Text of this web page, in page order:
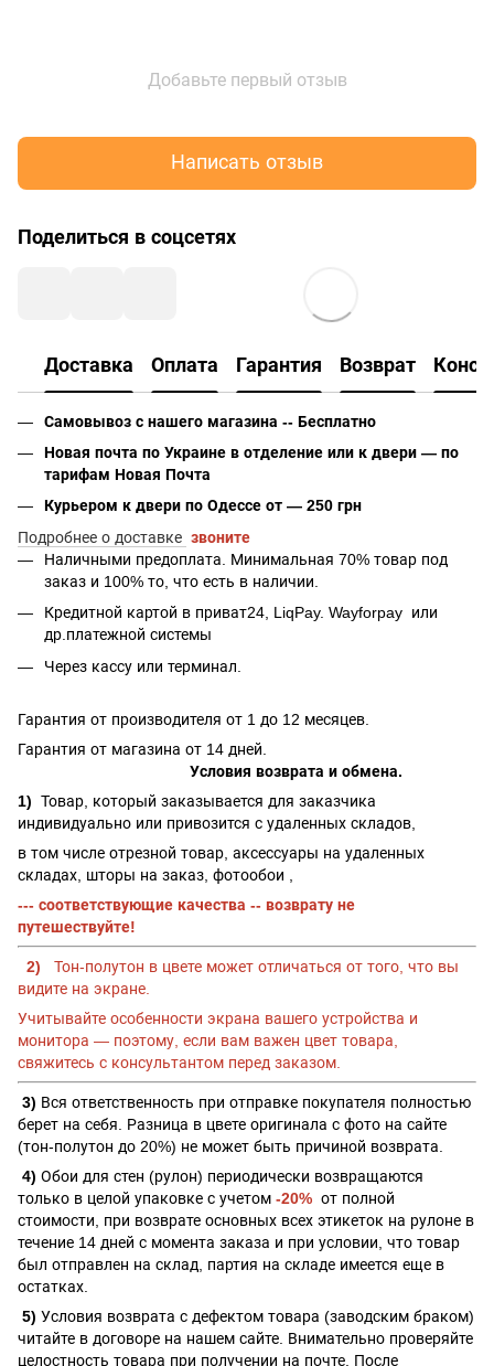
Добавьте первый отзыв
Написать отзыв
Поделиться в соцсетях
Доставка Оплата Гарантия Возврат
Самовывоз с нашего магазина -- Бесплатно
Новая почта по Украине в отделение или к двери — по
тарифам Новая Почта
Курьером к двери по Одессе от — 250 грн
Подробнее о доставке звоните
Наличными предоплата. Минимальная 70% товар под
заказ и 100% то, что есть в наличии.
Кредитной картой в приват24, LiqPay. Wayforpay или
др.платежной системы
Через кассу или терминал.
Гарантия от производителя от 1 до 12 месяцев.
Гарантия от магазина от 14 дней.
Условия возврата и обмена.
1) Товар, который заказывается для заказчика
индивидуально или привозится с удаленных складов,
в том числе отрезной товар, аксессуары на удаленных
складах, шторы на заказ, фотообои ,
--- соответствующие качества -- возврату не
путешествуйте!
2)
Тон-полутон в цвете может отличаться от того, что вы
видите на экране.
Учитывайте особенности экрана вашего устройства и
монитора — поэтому, если вам важен цвет товара,
свяжитесь с консультантом перед заказом.
3) Вся ответственность при отправке покупателя полностью
берет на себя. Разница в цвете оригинала с фото на сайте
(тон-полутон до 20%) не может быть причиной возврата.
4) Обои для стен (рулон) периодически возвращаются
только в целой упаковке с учетом -20% от полной
стоимости, при возврате основных всех этикеток на рулоне в
течение 14 дней с момента заказа и при условии, что товар
был отправлен на склад, партия на складе имеется еще в
остатках.
5) Условия возврата с дефектом товара (заводским браком)
читайте в договоре на нашем сайте. Внимательно проверяйте
целостность товара при получении на почте. После